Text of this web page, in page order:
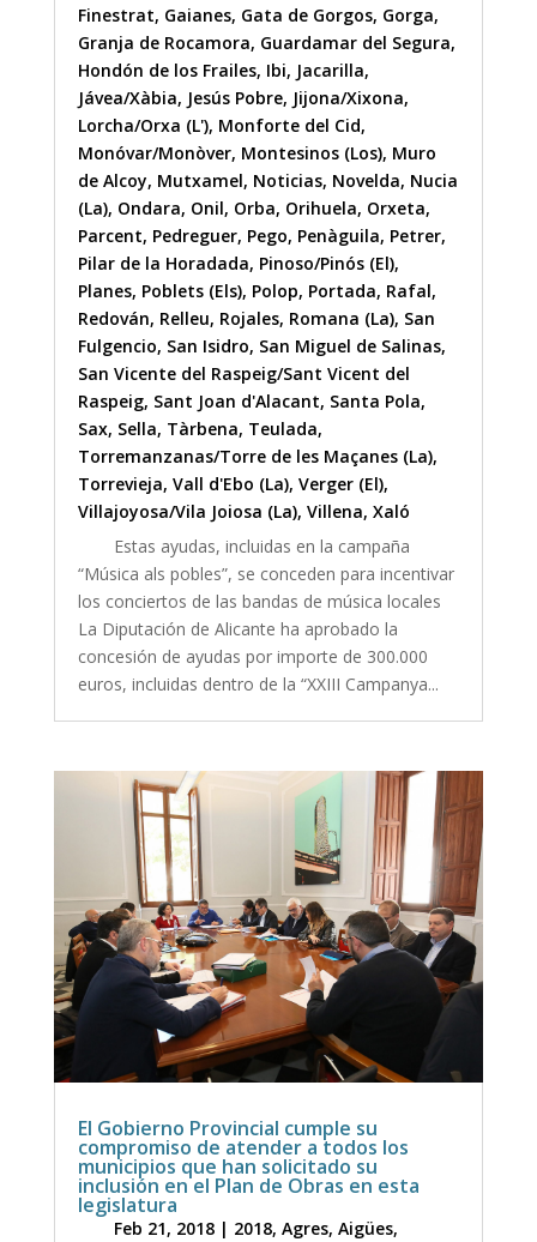
Finestrat, Gaianes, Gata de Gorgos, Gorga,
Granja de Rocamora, Guardamar del Segura,
Hondón de los Frailes, Ibi, Jacarilla,
Jávea/Xàbia, Jesús Pobre, Jijona/Xixona,
Lorcha/Orxa (L'), Monforte del Cid,
Monóvar/Monòver, Montesinos (Los), Muro
de Alcoy, Mutxamel, Noticias, Novelda, Nucia
(La), Ondara, Onil, Orba, Orihuela, Orxeta,
Parcent, Pedreguer, Pego, Penàguila, Petrer,
Pilar de la Horadada, Pinoso/Pinós (El),
Planes, Poblets (Els), Polop, Portada, Rafal,
Redován, Relleu, Rojales, Romana (La), San
Fulgencio, San Isidro, San Miguel de Salinas,
San Vicente del Raspeig/Sant Vicent del
Raspeig, Sant Joan d'Alacant, Santa Pola,
Sax, Sella, Tàrbena, Teulada,
Torremanzanas/Torre de les Maçanes (La),
Torrevieja, Vall d'Ebo (La), Verger (El),
Villajoyosa/Vila Joiosa (La), Villena, Xaló
Estas ayudas, incluidas en la campaña
“Música als pobles”, se conceden para incentivar
los conciertos de las bandas de música locales
La Diputación de Alicante ha aprobado la
concesión de ayudas por importe de 300.000
euros, incluidas dentro de la “XXIII Campanya...
El Gobierno Provincial cumple su
compromiso de atender a todos los
municipios que han solicitado su
inclusión en el Plan de Obras en esta
legislatura
Feb 21, 2018| 2018, Agres, Aigües,